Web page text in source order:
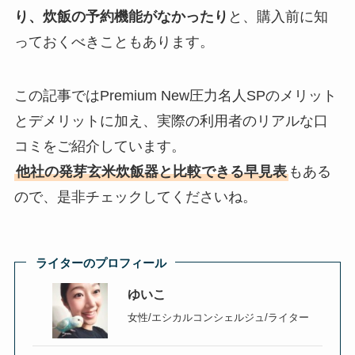
り、炊飯の予約機能がなかったり と、購入前に知
っておくべきこともあります。
この記事ではPremium New圧力名人SPのメリット
とデメリットに加え、実際の利用者のリアルな口
コミをご紹介しています。
他社の発芽玄米炊飯器と比較できる早見表もある
ので、是非チェックしてくださいね。
ライターのプロフィール
ゆいこ
女性/エシカルコンシェルジュ/ライター